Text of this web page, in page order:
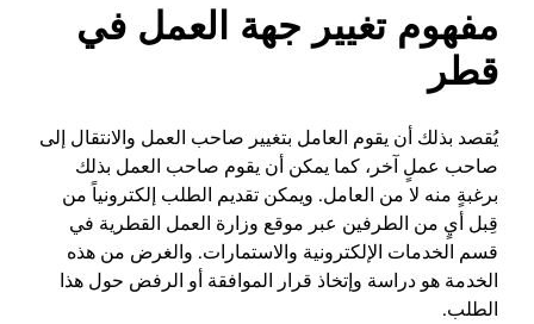
مفهوم تغيير جهة العمل في
قطر
يُقصد بذلك أن يقوم العامل بتغيير صاحب العمل والانتقال إلى
صاحب عملٍ آخر، كما يمكن أن يقوم صاحب العمل بذلك
برغبةٍ منه لا من العامل. ويمكن تقديم الطلب إلكترونياً من
قِبل أيٍ من الطرفين عبر موقع وزارة العمل القطرية في
قسم الخدمات الإلكترونية والاستمارات. والغرض من هذه
الخدمة هو دراسة وإتخاذ قرار الموافقة أو الرفض حول هذا
الطلب.